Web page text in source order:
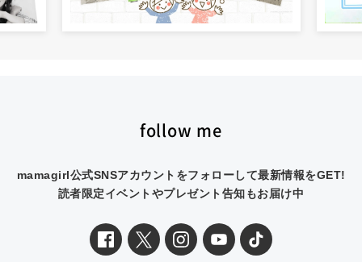
follow me
mamagirl公式SNSアカウントをフォローして最新情報をGET!
読者限定イベントやプレゼント告知もお届け中